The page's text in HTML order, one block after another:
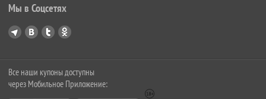
Мы в Соцсетях
Все наши купоны доступны
через Мобильное Приложение: